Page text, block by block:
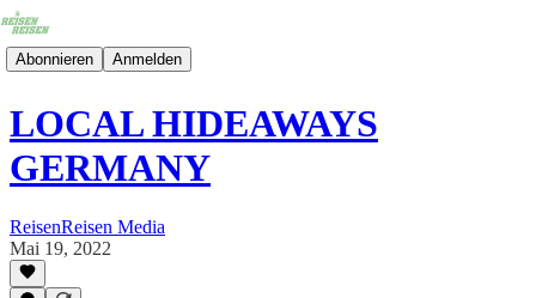
Abonnieren Anmelden
LOCAL HIDEAWAYS
GERMANY
ReisenReisen Media
Mai 19, 2022